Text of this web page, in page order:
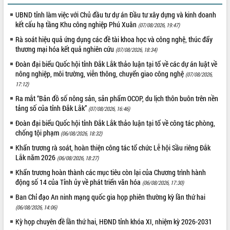
Tháo gỡ những vướng mắc, đẩy mạnh
công tác cải cách thủ tục hành chính
tại Trung tâm Phục vụ hành chính
công tỉnh
Đắk Lắk: Tôn vinh 46 giải pháp tại Hội
thi Sáng tạo Kỹ thuật 2024 - 2025
Đắk Lắk rà soát, điều chỉnh Đề án 190
về phát triển nuôi trồng thủy sản
Phó Chủ tịch UBND tỉnh Đắk Lắk
Trương Công Thái kiểm tra thực địa
Dự án cao tốc Khánh Hòa - Buôn Ma
Thuột
Định vị cà phê Việt Nam như một “di
sản sống” trong dòng chảy toàn cầu
Xây dựng nông thôn mới: Nâng cao đời
sống người dân từ những mô hình thiết
thực
Quyết liệt tháo gỡ vướng mắc, đẩy
nhanh tiến độ các dự án trọng điểm
trong Khu kinh tế Nam Phú Yên
UBND tỉnh làm việc với Chủ đầu tư dự án Đầu tư xây dựng và kinh doanh
kết cấu hạ tầng Khu công nghiệp Phú Xuân (07/08/2026, 19:47)
Rà soát hiệu quả ứng dụng các đề tài khoa học và công nghệ, thúc đẩy
thương mại hóa kết quả nghiên cứu (07/08/2026, 18:34)
Đoàn đại biểu Quốc hội tỉnh Đắk Lắk thảo luận tại tổ về các dự án luật về
nông nghiệp, môi trường, viễn thông, chuyển giao công nghệ (07/08/2026,
17:12)
Ra mắt “Bản đồ số nông sản, sản phẩm OCOP, du lịch thôn buôn trên nền
tảng số của tỉnh Đắk Lắk” (07/08/2026, 16:46)
Đoàn đại biểu Quốc hội tỉnh Đắk Lắk thảo luận tại tổ về công tác phòng,
chống tội phạm (06/08/2026, 18:32)
Khẩn trương rà soát, hoàn thiện công tác tổ chức Lễ hội Sầu riêng Đắk
Lắk năm 2026 (06/08/2026, 18:27)
Khẩn trương hoàn thành các mục tiêu còn lại của Chương trình hành
động số 14 của Tỉnh ủy về phát triển văn hóa (06/08/2026, 17:30)
Ban Chỉ đạo An ninh mạng quốc gia họp phiên thường kỳ lần thứ hai
(06/08/2026, 14:06)
Kỳ họp chuyên đề lần thứ hai, HĐND tỉnh khóa XI, nhiệm kỳ 2026-2031